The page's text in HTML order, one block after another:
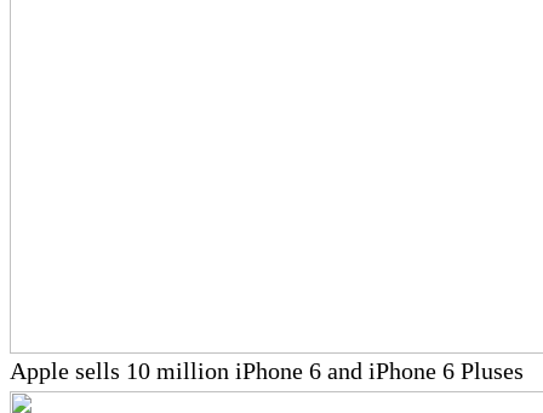
Apple sells 10 million iPhone 6 and iPhone 6 Pluses